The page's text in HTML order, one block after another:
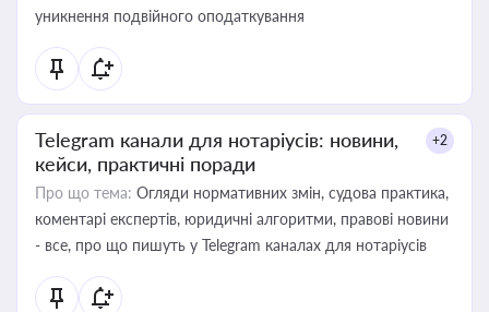
уникнення подвійного оподаткування
Telegram канали для нотаріусів: новини,
кейси, практичні поради
+2
Про що тема: Огляди нормативних змін, судова практика,
коментарі експертів, юридичні алгоритми, правові новини
- все, про що пишуть у Telegram каналах для нотаріусів